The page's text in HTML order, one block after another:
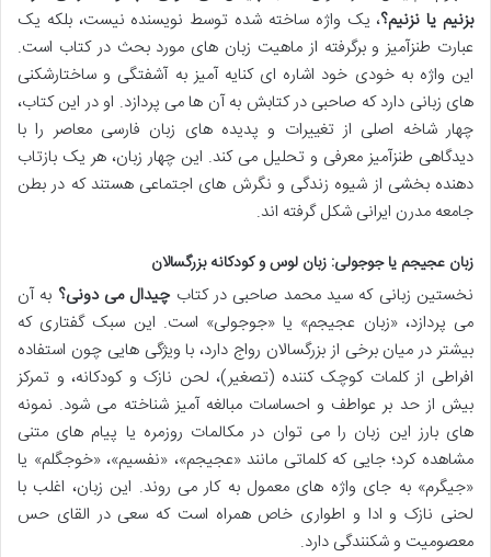
بزنیم یا نزنیم؟، یک واژه ساخته شده توسط نویسنده نیست، بلکه یک
عبارت طنزآمیز و برگرفته از ماهیت زبان های مورد بحث در کتاب است.
این واژه به خودی خود اشاره ای کنایه آمیز به آشفتگی و ساختارشکنی
های زبانی دارد که صاحبی در کتابش به آن ها می پردازد. او در این کتاب،
چهار شاخه اصلی از تغییرات و پدیده های زبان فارسی معاصر را با
دیدگاهی طنزآمیز معرفی و تحلیل می کند. این چهار زبان، هر یک بازتاب
دهنده بخشی از شیوه زندگی و نگرش های اجتماعی هستند که در بطن
جامعه مدرن ایرانی شکل گرفته اند.
زبان عجیجم یا جوجولی: زبان لوس و کودکانه بزرگسالان
نخستین زبانی که سید محمد صاحبی در کتابچیدال می دونی؟ به آن
می پردازد، «زبان عجیجم» یا «جوجولی» است. این سبک گفتاری که
بیشتر در میان برخی از بزرگسالان رواج دارد، با ویژگی هایی چون استفاده
افراطی از کلمات کوچک کننده (تصغیر)، لحن نازک و کودکانه، و تمرکز
بیش از حد بر عواطف و احساسات مبالغه آمیز شناخته می شود. نمونه
های بارز این زبان را می توان در مکالمات روزمره یا پیام های متنی
مشاهده کرد؛ جایی که کلماتی مانند «عجیجم»، «نفسیم»، «خوجگلم» یا
«جیگرم» به جای واژه های معمول به کار می روند. این زبان، اغلب با
لحنی نازک و ادا و اطواری خاص همراه است که سعی در القای حس
معصومیت و شکنندگی دارد.